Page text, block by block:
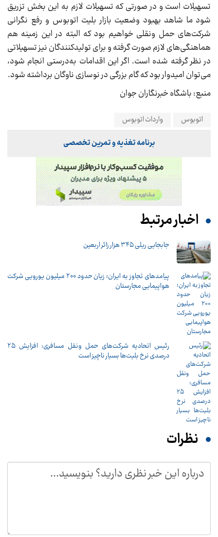
تسهیلات است و در صورتی که تسهیلات لازم به این بخش تزریق
شود ما شاهد بهبود وضعیت بازار بلیت اتوبوس و رفع نگرانی
شرکت‌های حمل ونقلی خواهیم بود که البته در این زمینه هم
هماهنگی‌های لازم صورت گرفته و برای تولیدکنندگان نیز تسهیلاتی
در نظر گرفته شده است. اگر این اقدامات به‌درستی انجام شود،
می‌توان امیدوار بود که گام بزرگی در نوسازی ناوگان برداشته شود.
منبع: باشگاه خبرنگاران جوان
اتوبوس واردات اتوبوس
برنامه تغذیه و تمرین تخصصی
اخبار مرتبط
جابجایی ریلی ۳۴۵ هزار زائر اربعین
پیامدهای تجاوز به ایران؛ زیان حدود ۲۰۰ میلیون یورویی شرکت
هواپیمایی مجارستان
رئیس اتحادیه شرکت‌های حمل ونقل مسافری: افزایش ۲۵
درصدی نرخ بلیت‌ها بسیار ناچیز است
نظرات